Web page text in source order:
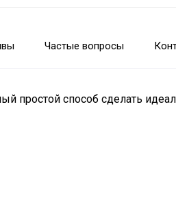
Частые вопросы
простой способ сделать